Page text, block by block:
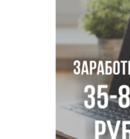
Андрей Травников
юбилейным Днем
Ученики новосибирского
Международной
Остановку электричек о.п.